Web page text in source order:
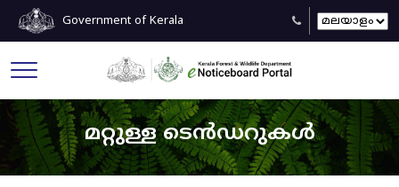
Government of Kerala
മറ്റുള്ള ടെൻഡറുകൾ